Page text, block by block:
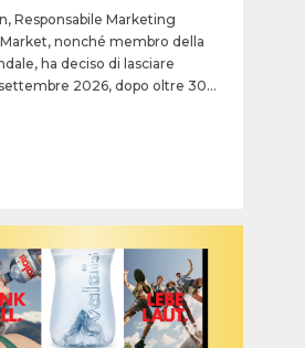
Responsabile Marketing
nonché membro della
ha deciso di lasciare
2026, dopo oltre 30
collaborazioni mirate e progetti
gli augurano sin d’ora il
nuova fase della sua vita. La
APG|SGA tra circa 13 mesi,
ha comunicato per